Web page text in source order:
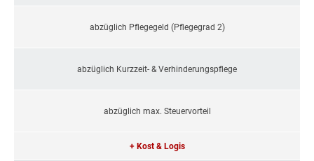
abzüglich Pflegegeld (Pflegegrad 2)
abzüglich Kurzzeit- & Verhinderungspflege
abzüglich max. Steuervorteil
+ Kost & Logis